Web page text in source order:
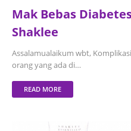
Mak Bebas
Shaklee
Assalamualaikum wbt,
orang yang ada di…
READ MORE